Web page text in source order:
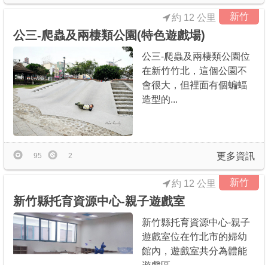
新竹
約 12 公里
公三-爬蟲及兩棲類公園(特色遊戲場)
公三-爬蟲及兩棲類公園位
在新竹竹北，這個公園不
會很大，但裡面有個蝙蝠
造型的...
更多資訊
95 2
新竹
約 12 公里
新竹縣托育資源中心-親子遊戲室
新竹縣托育資源中心-親子
遊戲室位在竹北市的婦幼
館內，遊戲室共分為體能